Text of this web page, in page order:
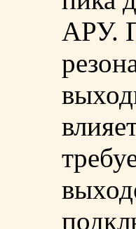
АРУ.